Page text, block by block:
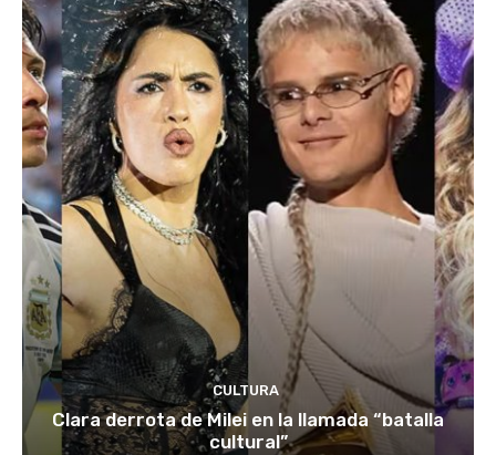
CULTURA
Clara derrota de Milei en la llamada “batalla
cultural”